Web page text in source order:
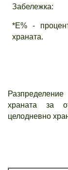
Забележка:
*Е% -
храната.
храната за
целодневно